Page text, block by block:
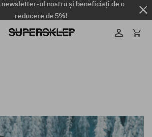
ul nostru și beneficiați de o
reducere de 5%!